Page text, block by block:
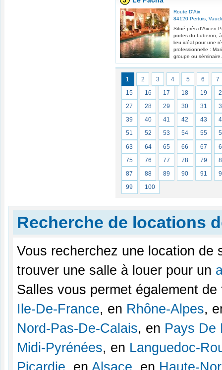
Route D'Aix
84120 Pertuis
Situé près d'Aix-en-
portes du Luberon,
lieu idéal pour une
professionnelle :
groupe ou
1 2 3 4 5 6
7
15
16 17 18 19
27
28 29 30 31
39
40 41 42 43
51
52 53 54 55
63
64 65 66 67
75
76 77 78 79
87
88 89 90 91
99
100
Recherche de locations
Vous recherchez une location de
trouver une salle à louer pour un
Salles vous permet également
Ile-De-France, en Rhône-Alpes,
Nord-Pas-De-Calais, en Pays De
Midi-Pyrénées, en Languedoc-
Picardie , en Alsace , en Haute-